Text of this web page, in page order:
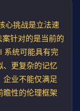
心挑战是立法速
针对的是当前的
系统可能具有完
更复杂的记忆
企业不能仅满足
瞻性的伦理框架